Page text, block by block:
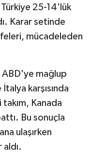
25-14'lük
Karar setinde
mücadeleden
ABD'ye mağlup
karşısında
Kanada
Bu sonuçla
ulaşırken
aldı.